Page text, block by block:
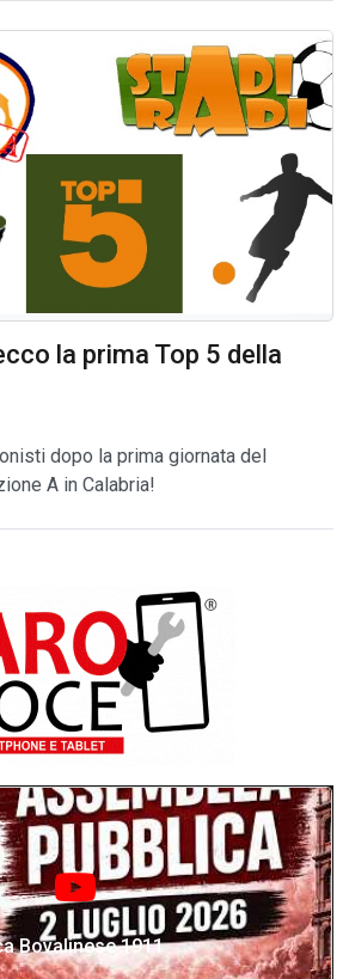
la prima Top 5 della
dopo la prima giornata del
A in Calabria!
Bovalinese 1911